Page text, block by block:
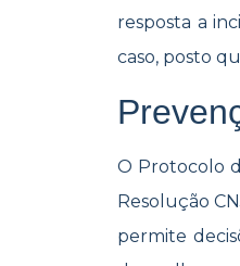
resposta a
caso, posto
O Protocolo
Resolução
permite